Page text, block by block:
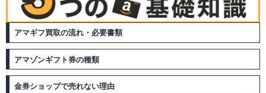
アマギフ買取の流れ・必要書類
アマゾンギフト券の種類
金券ショップで売れない理由